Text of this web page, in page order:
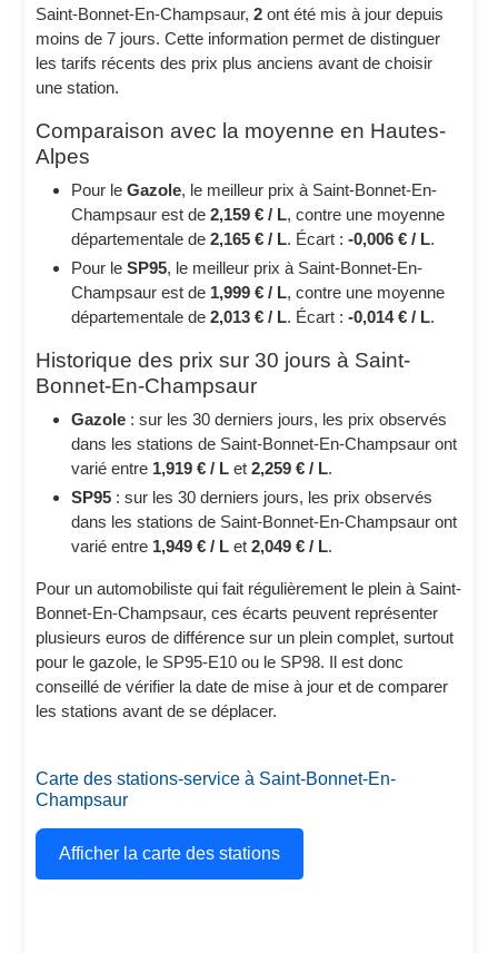
Saint-Bonnet-En-Champsaur,2 ont été mis à jour depuis
moins de 7 jours. Cette information permet de distinguer
les tarifs récents des prix plus anciens avant de choisir
une station.
Comparaison avec la moyenne en Hautes-
Alpes
Pour leGazole, le meilleur prix à Saint-Bonnet-En-
Champsaur est de2,159 € / L, contre une moyenne
départementale de2,165 € / L. Écart :-0,006 € / L.
Pour leSP95, le meilleur prix à Saint-Bonnet-En-
Champsaur est de 1,999 € / L, contre une moyenne
départementale de2,013 € / L. Écart :-0,014 € / L.
Historique des prix sur 30 jours à Saint-
Bonnet-En-Champsaur
Gazole : sur les 30 derniers jours, les prix observés
dans les stations de Saint-Bonnet-En-Champsaur ont
varié entre 1,919 € / L et2,259 € / L.
SP95 : sur les 30 derniers jours, les prix observés
dans les stations de Saint-Bonnet-En-Champsaur ont
varié entre 1,949 € / L et2,049 € / L.
Pour un automobiliste qui fait régulièrement le plein à Saint-
Bonnet-En-Champsaur, ces écarts peuvent représenter
plusieurs euros de différence sur un plein complet, surtout
pour le gazole, le SP95-E10 ou le SP98. Il est donc
conseillé de vérifier la date de mise à jour et de comparer
les stations avant de se déplacer.
Carte des stations-service à Saint-Bonnet-En-
Champsaur
Afficher la carte des stations